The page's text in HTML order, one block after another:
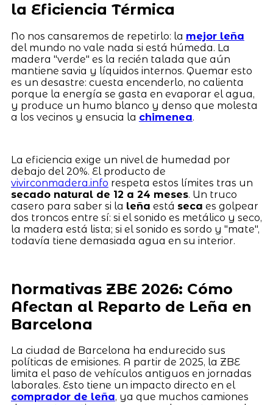
la Eficiencia Térmica
No nos cansaremos de repetirlo: la mejor leña
del mundo no vale nada si está húmeda. La
madera "verde" es la recién talada que aún
mantiene savia y líquidos internos. Quemar esto
es un desastre: cuesta encenderlo, no calienta
porque la energía se gasta en evaporar el agua,
y produce un humo blanco y denso que molesta
a los vecinos y ensucia la chimenea.
La eficiencia exige un nivel de humedad por
debajo del 20%. El producto de
vivirconmadera.info respeta estos límites tras un
secado natural de 12 a 24 meses. Un truco
casero para saber si la leña está seca es golpear
dos troncos entre sí: si el sonido es metálico y seco,
la madera está lista; si el sonido es sordo y "mate",
todavía tiene demasiada agua en su interior.
Normativas ZBE 2026: Cómo
Afectan al Reparto de Leña en
Barcelona
La ciudad de Barcelona ha endurecido sus
políticas de emisiones. A partir de 2025, la ZBE
limita el paso de vehículos antiguos en jornadas
laborales. Esto tiene un impacto directo en el
comprador de leña, ya que muchos camiones